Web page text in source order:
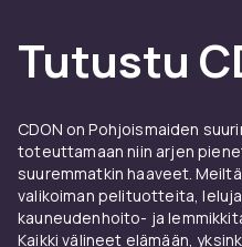
Tutustu
CDON on Pohjoismaiden
toteuttamaan niin arjen
suuremmatkin haaveet.
valikoiman pelituotteita,
kauneudenhoito- ja
Kaikki välineet elämään,